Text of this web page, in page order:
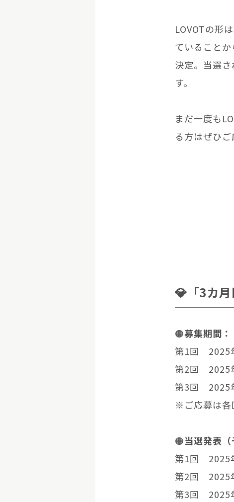
LOVOTの形
ていること
決定。当選
す。
まだ一度も
る方はぜひ
💎「3カ
🟠募集期間：
第1回 2025
第2回 2025
第3回 2025
※ご応募は各
🟠当選発表（
第1回 2025
第2回 2025
第3回 2025